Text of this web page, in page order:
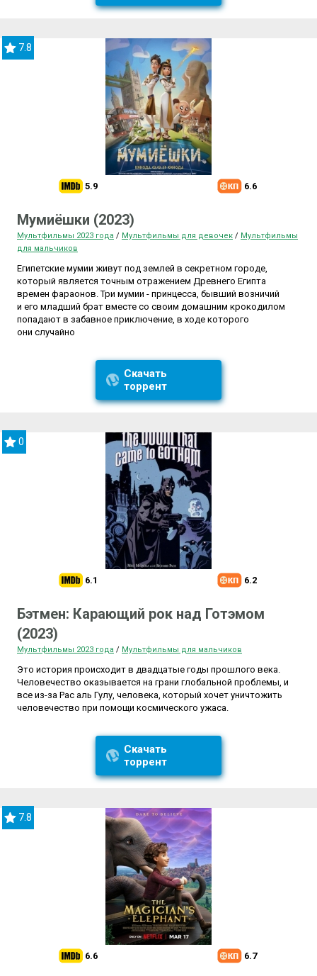
7.8
5.9 6.6
Мумиёшки (2023)
Мультфильмы 2023 года / Мультфильмы для девочек / Мультфильмы
для мальчиков
Египетские мумии живут под землей в секретном городе,
который является точным отражением Древнего Египта
времен фараонов. Три мумии - принцесса, бывший возничий
и его младший брат вместе со своим домашним крокодилом
попадают в забавное приключение, в ходе которого
они случайно
Скачать
торрент
0
6.1 6.2
Бэтмен: Карающий рок над Готэмом
(2023)
Мультфильмы 2023 года / Мультфильмы для мальчиков
Это история происходит в двадцатые годы прошлого века.
Человечество оказывается на грани глобальной проблемы, и
все из-за Рас аль Гулу, человека, который хочет уничтожить
человечество при помощи космического ужаса.
Скачать
торрент
7.8
6.6 6.7